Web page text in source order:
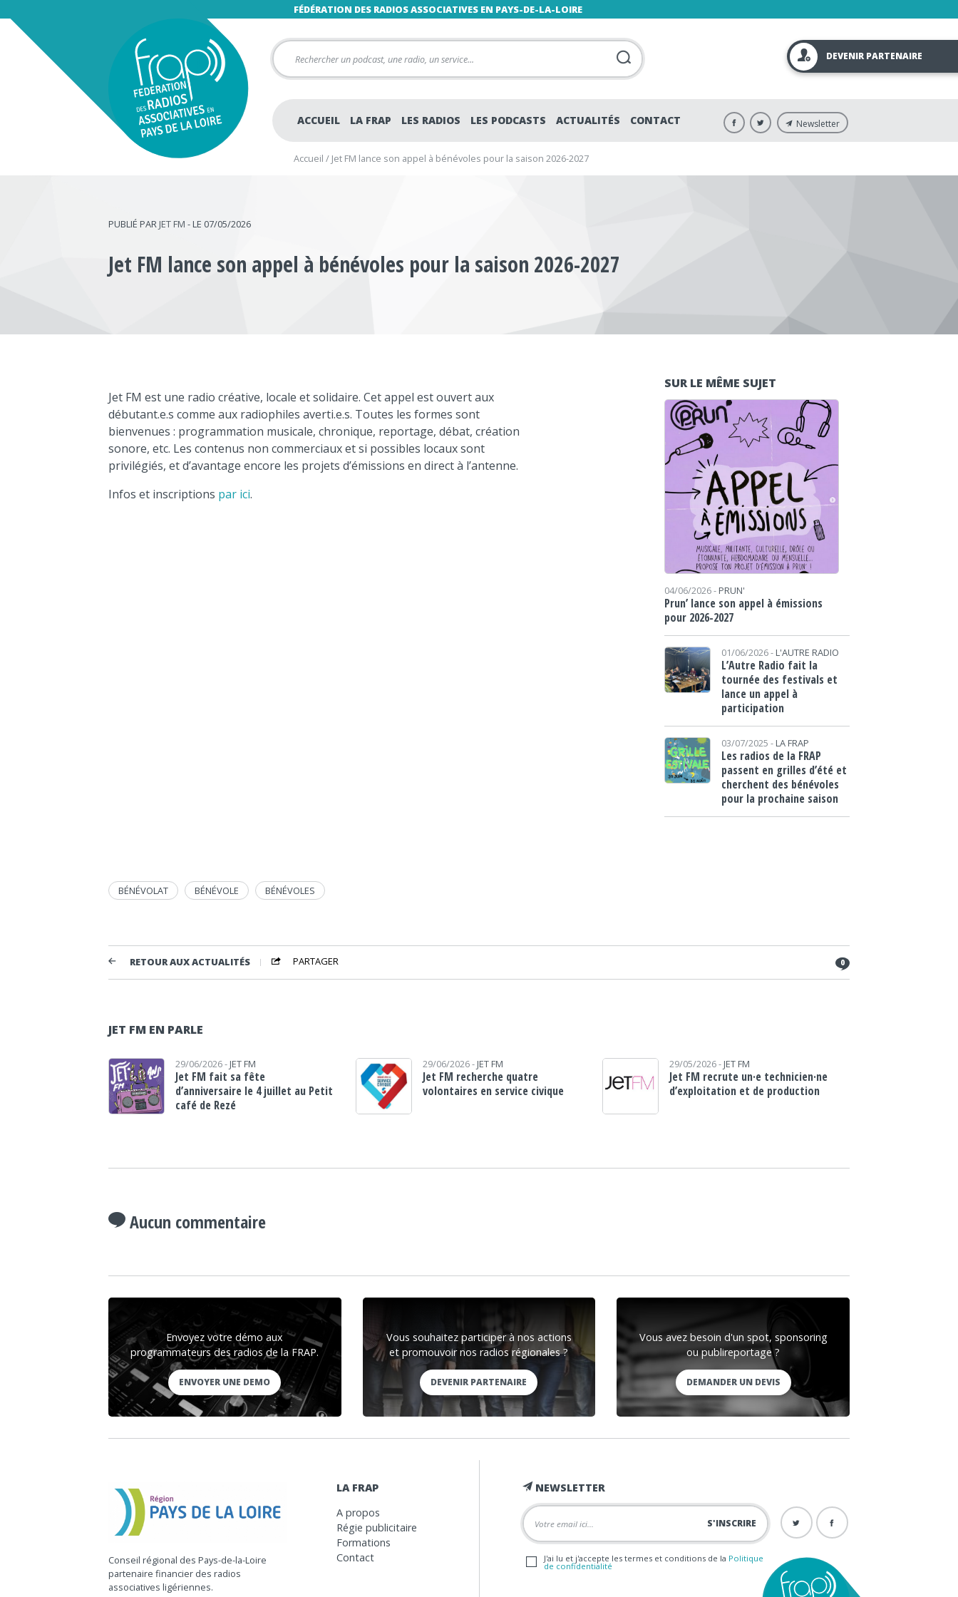
FÉDÉRATION DES RADIOS ASSOCIATIVES EN PAYS-DE-LA-LOIRE
DEVENIR PARTENAIRE
ACCUEIL LA FRAP LES RADIOS LES PODCASTS ACTUALITÉS CONTACT Newsletter
Accueil / Jet FM lance son appel à bénévoles pour la saison 2026-2027
PUBLIÉ PAR JET FM - LE 07/05/2026
Jet FM lance son appel à bénévoles pour la saison 2026-2027
Jet FM est une radio créative, locale et solidaire. Cet appel est ouvert aux
débutant.e.s comme aux radiophiles averti.e.s. Toutes les formes sont
bienvenues : programmation musicale, chronique, reportage, débat, création
sonore, etc. Les contenus non commerciaux et si possibles locaux sont
privilégiés, et d’avantage encore les projets d’émissions en direct à l’antenne.
Infos et inscriptions par ici.
SUR LE MÊME SUJET
04/06/2026 - PRUN'
Prun’ lance son appel à émissions
pour 2026-2027
01/06/2026 - L'AUTRE RADIO
L’Autre Radio fait la
tournée des festivals et
lance un appel à
participation
03/07/2025 - LA FRAP
Les radios de la FRAP
passent en grilles d’été et
cherchent des bénévoles
pour la prochaine saison
BÉNÉVOLAT BÉNÉVOLE BÉNÉVOLES
RETOUR AUX ACTUALITÉS PARTAGER 0
JET FM EN PARLE
29/06/2026 - JET FM
Jet FM fait sa fête
d’anniversaire le 4 juillet au Petit
café de Rezé
29/06/2026 - JET FM
Jet FM recherche quatre
volontaires en service civique
29/05/2026 - JET FM
Jet FM recrute un·e technicien·ne
d’exploitation et de production
Aucun commentaire
Envoyez votre démo aux
programmateurs des radios de la FRAP.
ENVOYER UNE DEMO
Vous souhaitez participer à nos actions
et promouvoir nos radios régionales ?
DEVENIR PARTENAIRE
Vous avez besoin d'un spot, sponsoring
ou publireportage ?
DEMANDER UN DEVIS
Conseil régional des Pays-de-la-Loire
partenaire financier des radios
associatives ligériennes.
LA FRAP
A propos
Régie publicitaire
Formations
Contact
NEWSLETTER
J'ai lu et j'accepte les termes et conditions de la Politique
de confidentialité